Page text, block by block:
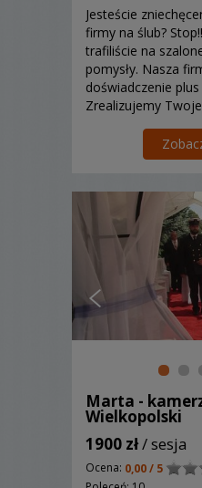
Jesteście
firmy na ślub?
trafiliście na
pomysły. Nasza
doświadczenie
Zrealizujemy
bezlusterkowcami,
dron, dodatkowa
Marta -
Wielkopolski
1900 zł/ sesja
Ocena: 0,00 / 5